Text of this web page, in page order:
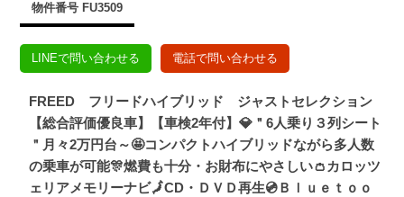
物件番号 FU3509
LINEで問い合わせる 電話で問い合わせる
FREED フリードハイブリッド ジャストセレクション
【総合評価優良車】【車検2年付】💎＂6人乗り３列シート
＂月々2万円台～🤩コンパクトハイブリッドながら多人数
の乗車が可能🎊燃費も十分・お財布にやさしい👛カロッツ
ェリアメモリーナビ🗾CD・ＤＶＤ再生💿Ｂｌｕｅｔｏｏ